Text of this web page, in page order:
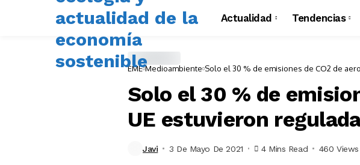
Actualidad Tendencias
EME Medioambiente Solo el 30 % de emisiones de CO2 de
Solo el 30 % de
UE estuvieron
Javi 3 De Mayo De 2021 4 Mins Read 460 Views